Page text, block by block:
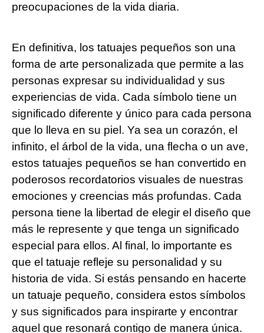
preocupaciones de la vida diaria.
En definitiva, los tatuajes pequeños son una
forma de arte personalizada que permite a las
personas expresar su individualidad y sus
experiencias de vida. Cada símbolo tiene un
significado diferente y único para cada persona
que lo lleva en su piel. Ya sea un corazón, el
infinito, el árbol de la vida, una flecha o un ave,
estos tatuajes pequeños se han convertido en
poderosos recordatorios visuales de nuestras
emociones y creencias más profundas. Cada
persona tiene la libertad de elegir el diseño que
más le represente y que tenga un significado
especial para ellos. Al final, lo importante es
que el tatuaje refleje su personalidad y su
historia de vida. Si estás pensando en hacerte
un tatuaje pequeño, considera estos símbolos
y sus significados para inspirarte y encontrar
aquel que resonará contigo de manera única.